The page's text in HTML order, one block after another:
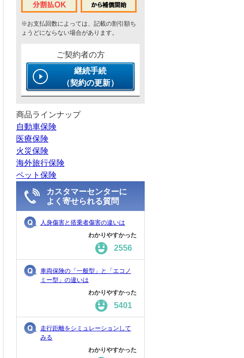
※お支払回数によっては、記載の割引額ち
ょうどにならない場合があります。
ご契約者の方
継続手続
（契約の更新）
商品ラインナップ
自動車保険
医療保険
火災保険
海外旅行保険
ペット保険
カスタマーセンターに
よく寄せられる質問
人身傷害と搭乗者傷害の違いは
わかりやすかった
2556
車両保険の「一般型」と「エコノ
ミー型」の違いは
わかりやすかった
5401
走行距離をシミュレーションして
みる
わかりやすかった